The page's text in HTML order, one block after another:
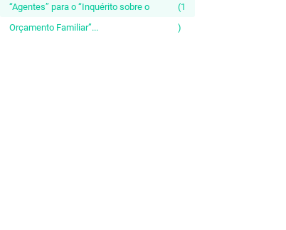
“Agentes” para o “Inquérito sobre o
Orçamento Familiar”...
(1
)